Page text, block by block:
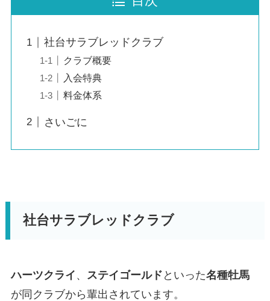
社台サラブレッドクラブ
クラブ概要
入会特典
料金体系
さいごに
社台サラブレッドクラブ
ハーツクライ 、 ステイゴールド といった名種牡馬
が同クラブから輩出されています。